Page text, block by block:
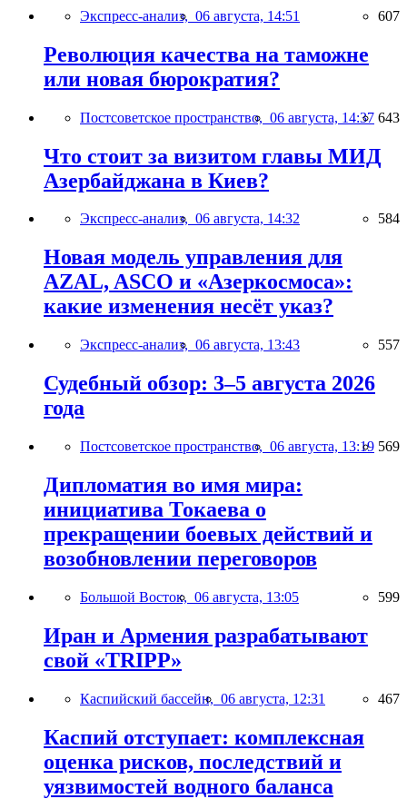
Экспресс-анализ, 06 августа, 14:51 607
Революция качества на таможне
или новая бюрократия?
Постсоветское пространство, 06 августа, 14:37 643
Что стоит за визитом главы МИД
Азербайджана в Киев?
Экспресс-анализ, 06 августа, 14:32 584
Новая модель управления для
AZAL, ASCO и «Азеркосмоса»:
какие изменения несёт указ?
Экспресс-анализ, 06 августа, 13:43 557
Судебный обзор: 3–5 августа 2026
года
Постсоветское пространство, 06 августа, 13:19 569
Дипломатия во имя мира:
инициатива Токаева о
прекращении боевых действий и
возобновлении переговоров
Большой Восток, 06 августа, 13:05 599
Иран и Армения разрабатывают
свой «TRIPP»
Каспийский бассейн, 06 августа, 12:31 467
Каспий отступает: комплексная
оценка рисков, последствий и
уязвимостей водного баланса